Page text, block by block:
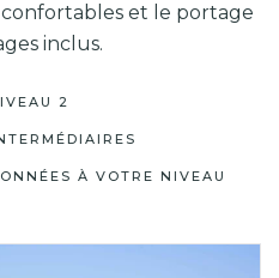
et le portage
inclus.
2
À VOTRE NIVEAU